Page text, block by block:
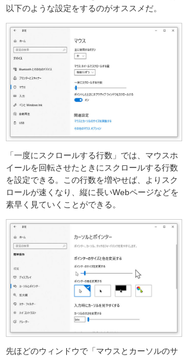
以下のような設定をするのがオススメだ。
「一度にスクロールする行数」では、マウスホ
イールを回転させたときにスクロールする行数
を設定できる。この行数を増やせば、よりスク
ロールが速くなり、縦に長いWebページなどを
素早く見ていくことができる。
先ほどのウィンドウで「マウスとカーソルのサ